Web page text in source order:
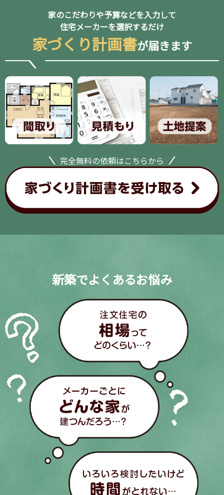
家のこだわりや予算などを入力して
住宅メーカーを選択するだけ
家づくり計画書が届きます
完全無料の依頼はこちらから
新築でよくあるお悩み